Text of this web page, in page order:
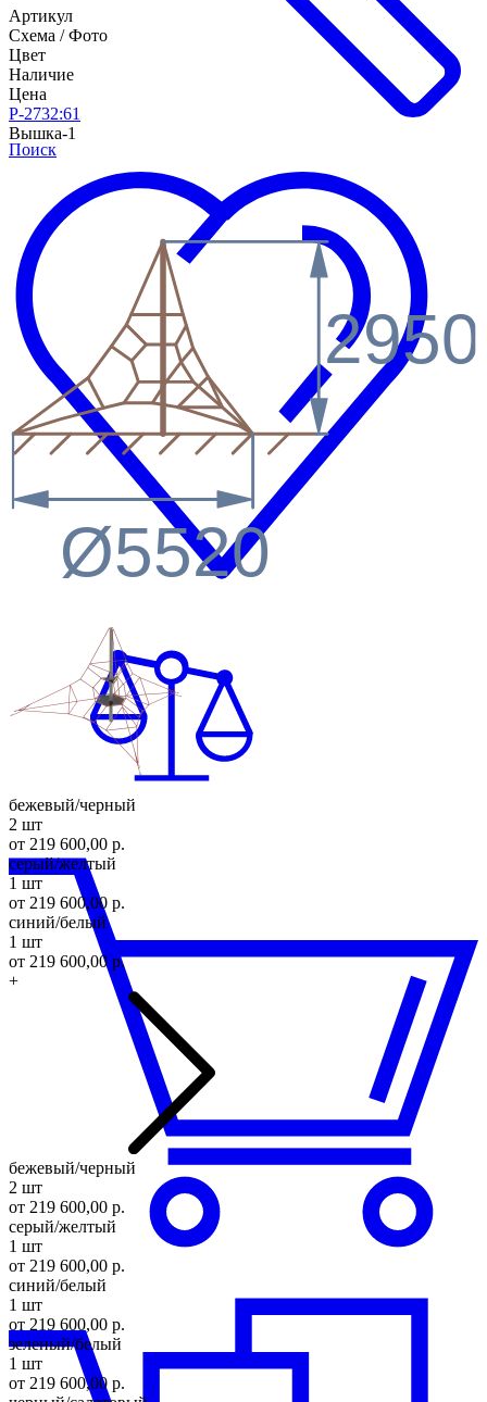
Поиск
Артикул
Схема / Фото
Цвет
Наличие
Цена
P-2732:61
Вышка-1
2950
Ø5520
бежевый/черный
2 шт
от 219 600,00 р.
серый/желтый
1 шт
от 219 600,00 р.
синий/белый
1 шт
от 219 600,00 р.
+
бежевый/черный
2 шт
от 219 600,00 р.
серый/желтый
1 шт
от 219 600,00 р.
синий/белый
1 шт
от 219 600,00 р.
зеленый/белый
1 шт
от 219 600,00 р.